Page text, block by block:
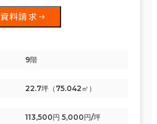
資料請求
9階
22.7坪（75.042㎡）
113,500円 5,000円/坪